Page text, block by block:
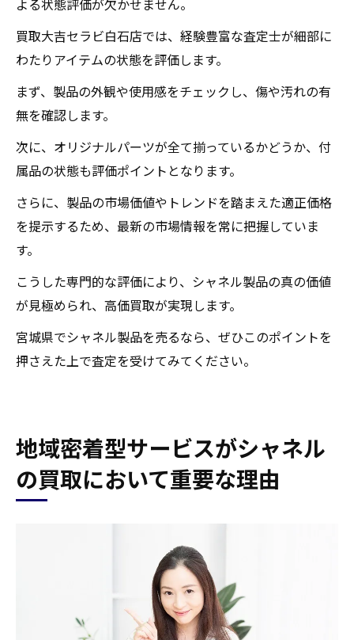
買取大吉セラビ白石店では、経験豊富な査定士が細部に
わたりアイテムの状態を評価します。
まず、製品の外観や使用感をチェックし、傷や汚れの有
無を確認します。
次に、オリジナルパーツが全て揃っているかどうか、付
属品の状態も評価ポイントとなります。
さらに、製品の市場価値やトレンドを踏まえた適正価格
を提示するため、最新の市場情報を常に把握していま
す。
こうした専門的な評価により、シャネル製品の真の価値
が見極められ、高価買取が実現します。
宮城県でシャネル製品を売るなら、ぜひこのポイントを
押さえた上で査定を受けてみてください。
地域密着型サービスがシャネル
の買取において重要な理由